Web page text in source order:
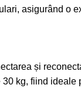
asigurând o
și
kg, fiind